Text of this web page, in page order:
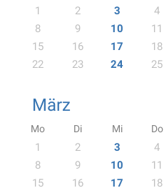
1 2 3 4
8
9 10 11
15
16 17 18
22
23 24 25
März
Mo Di Mi Do
1 2 3 4
8
9 10 11
15
16 17 18